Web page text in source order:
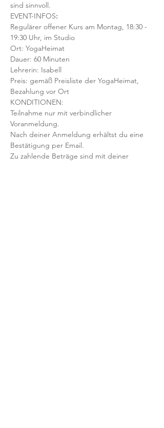
sind sinnvoll.
EVENT-INFOS:
Regulärer offener Kurs am Montag, 18:30 -
19:30 Uhr, im Studio
Ort: YogaHeimat
Dauer: 60 Minuten
Lehrerin: Isabell
Preis: gemäß Preisliste der YogaHeimat,
Bezahlung vor Ort
KONDITIONEN:
Teilnahme nur mit verbindlicher
Voranmeldung.
Nach deiner Anmeldung erhältst du eine
Bestätigung per Email.
Zu zahlende Beträge sind mit deiner